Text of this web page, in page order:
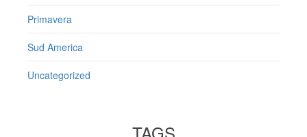
Primavera
Sud America
Uncategorized
TAGS